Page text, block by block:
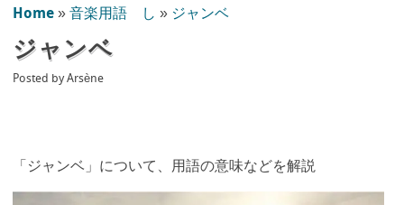
Home » 音楽用語 し » ジャンベ
ジャンベ
Posted by Arsène
「ジャンベ」について、用語の意味などを解説